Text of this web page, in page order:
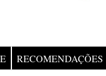
RECOMENDAÇÕES